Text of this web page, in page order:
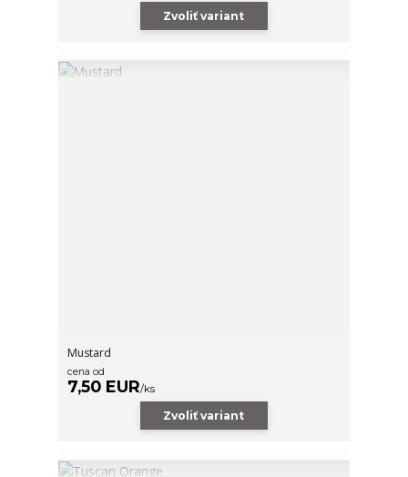
Zvoliť variant
Mustard
cena od
7,50 EUR/ks
Zvoliť variant